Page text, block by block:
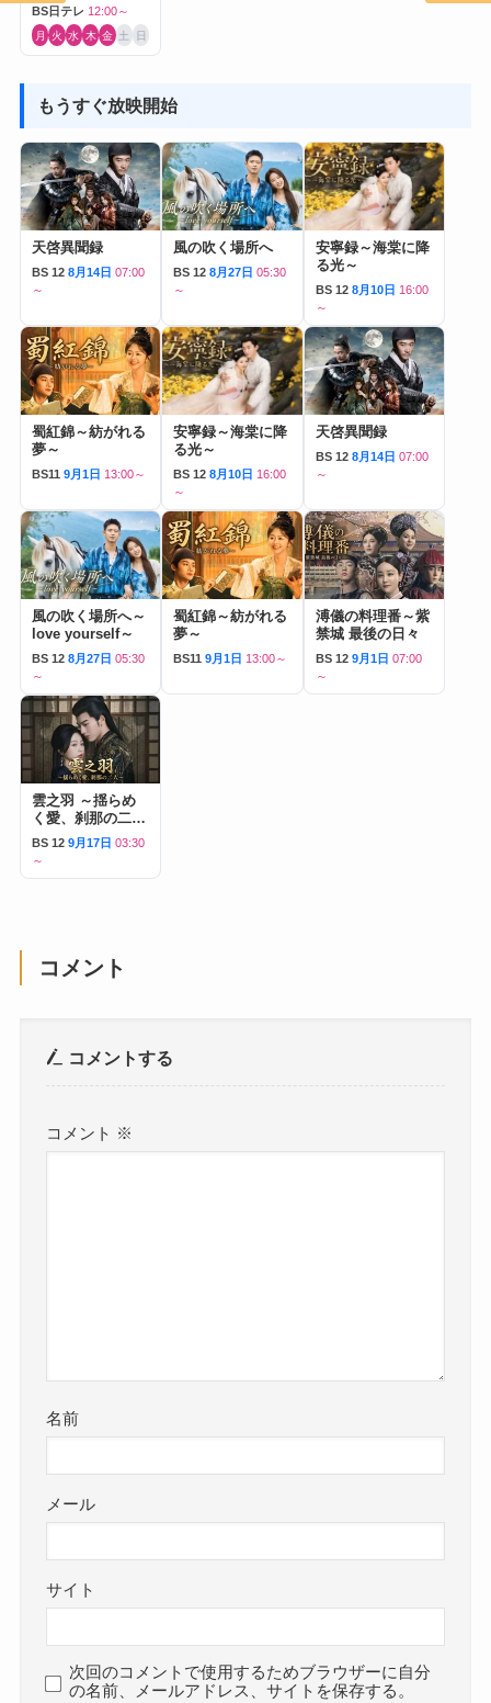
BS日テレ 12:00～
月 火 水 木 金 土 日
もうすぐ放映開始
天啓異聞録
BS 12 8月14日 07:00
～
風の吹く場所へ
BS 12 8月27日 05:30
～
安寧録～海棠に降
る光～
BS 12 8月10日 16:00
～
蜀紅錦～紡がれる
夢～
BS11 9月1日 13:00～
安寧録～海棠に降
る光～
BS 12 8月10日 16:00
～
天啓異聞録
BS 12 8月14日 07:00
～
風の吹く場所へ～
love yourself～
BS 12 8月27日 05:30
～
蜀紅錦～紡がれる
夢～
BS11 9月1日 13:00～
溥儀の料理番～紫
禁城 最後の日々
BS 12 9月1日 07:00
～
雲之羽 ～揺らめ
く愛、刹那の二人
～
BS 12 9月17日 03:30
～
コメント
コメントする
コメント ※
名前
メール
サイト
次回のコメントで使用するためブラウザーに自分
の名前、メールアドレス、サイトを保存する。